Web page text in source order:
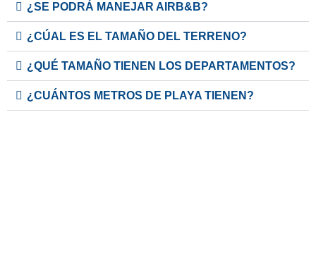
¿SE PODRÁ MANEJAR AIRB&B?
¿CÚAL ES EL TAMAÑO DEL TERRENO?
¿QUÉ TAMAÑO TIENEN LOS DEPARTAMENTOS?
¿CUÁNTOS METROS DE PLAYA TIENEN?